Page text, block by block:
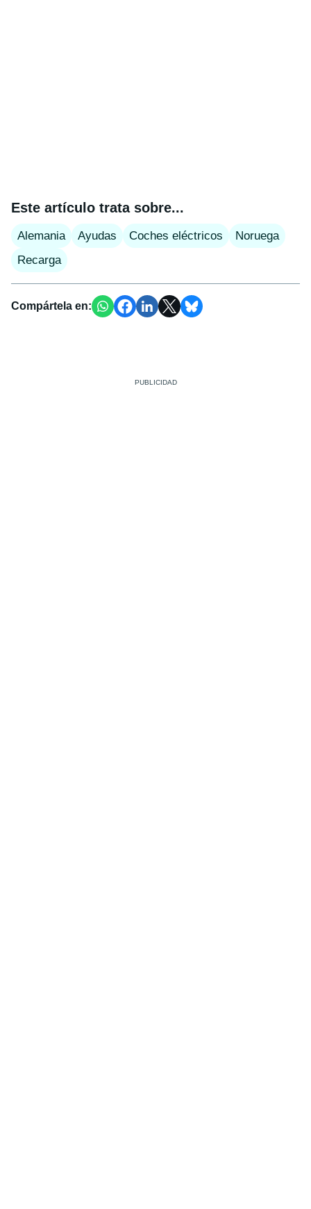
Este artículo trata sobre...
Alemania Ayudas Coches eléctricos
Noruega
Recarga
Compártela en: